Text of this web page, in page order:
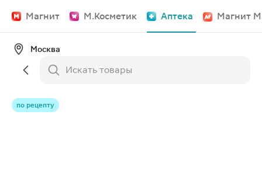
Магнит М.Косметик Аптека Магнит
Москва
по рецепту